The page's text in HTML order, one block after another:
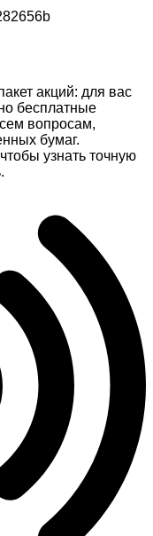
акций: для вас
бесплатные
вопросам,
бумаг.
узнать точную